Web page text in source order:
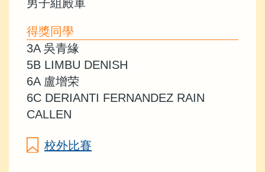
男子組殿軍
得獎同學
3A 吳青緣
5B LIMBU DENISH
6A 盧增荣
6C DERIANTI FERNANDEZ RAIN
CALLEN
校外比賽